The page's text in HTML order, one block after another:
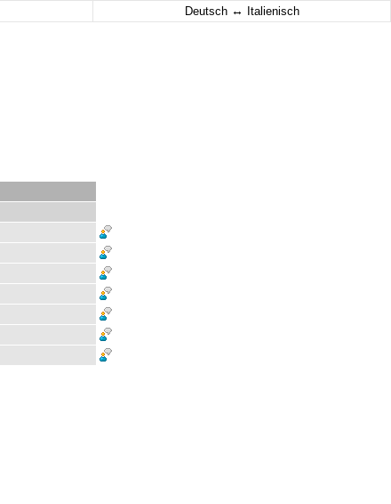
Deutsch ↔ Italienisch